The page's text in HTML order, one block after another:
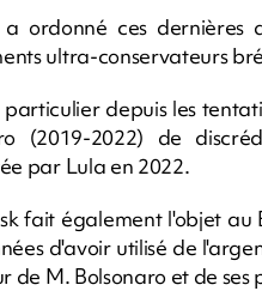
ordonné ces dernières
ultra-conservateurs
particulier depuis les
(2019-2022) de
par Lula en 2022.
fait également l'objet au
d'avoir utilisé de
de M. Bolsonaro et de ses